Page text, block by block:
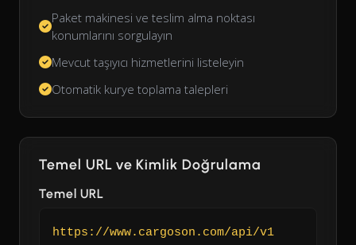
Paket makinesi ve teslim alma noktası
konumlarını sorgulayın
Mevcut taşıyıcı hizmetlerini listeleyin
Otomatik kurye toplama talepleri
Temel URL ve Kimlik Doğrulama
Temel URL
https://www.cargoson.com/api/v1